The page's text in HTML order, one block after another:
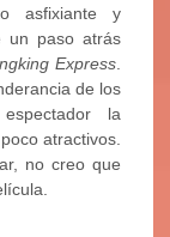
asfixiante y
un paso atrás
Express.
de los
la
atractivos.
no creo que